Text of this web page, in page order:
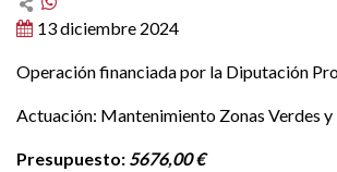
13 diciembre 2024
Operación financiada por la Diputación
Actuación: Mantenimiento Zonas Verdes
Presupuesto: 5676,00 €